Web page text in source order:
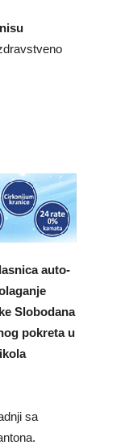
auto-
Slobodana
pokreta u
sa